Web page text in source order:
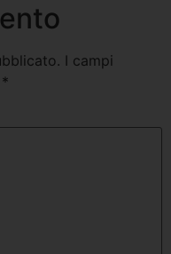
I campi
*